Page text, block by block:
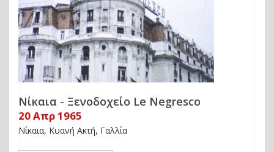
Νίκαια - Ξενοδοχείο Le Negresco
20 Απρ 1965
Νίκαια, Κυανή Ακτή, Γαλλία